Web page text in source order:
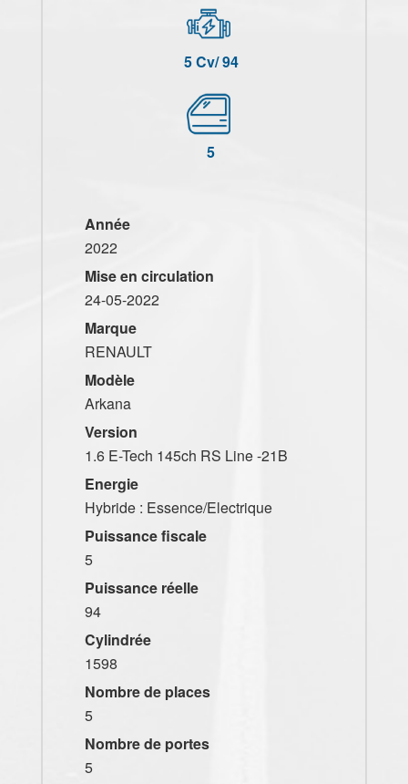
5 Cv/ 94
5
Année
2022
Mise en circulation
24-05-2022
Marque
RENAULT
Modèle
Arkana
Version
1.6 E-Tech 145ch RS Line -21B
Energie
Hybride : Essence/Electrique
Puissance fiscale
5
Puissance réelle
94
Cylindrée
1598
Nombre de places
5
Nombre de portes
5